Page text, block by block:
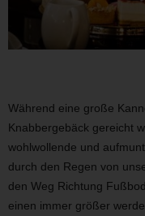
Während eine große
Knabbergebäck gereicht
wohlwollende und
durch den Regen von
den Weg Richtung
einen immer größer